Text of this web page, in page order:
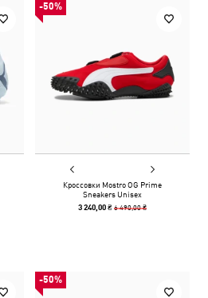
-50%
Кроссовки Mostro OG Prime
Sneakers Unisex
3 240,00 ₴6 490,00 ₴
-50%